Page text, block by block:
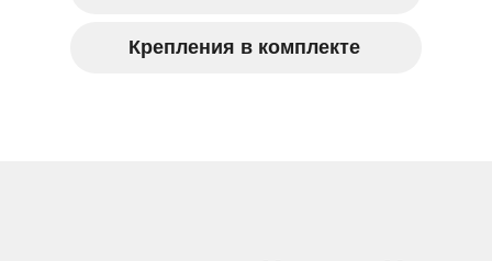
Крепления в комплекте